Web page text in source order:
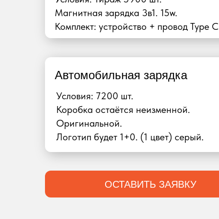
ОСТАВИТЬ ЗАЯВКУ
Магнитная зарядка 3в1. 15w.
Комплект: устройство + провод Type
Автомобильная зарядка
Условия: 7200 шт.
Коробка остаётся неизменной.
Оригинальной.
Логотип будет 1+0. (1 цвет) серый.